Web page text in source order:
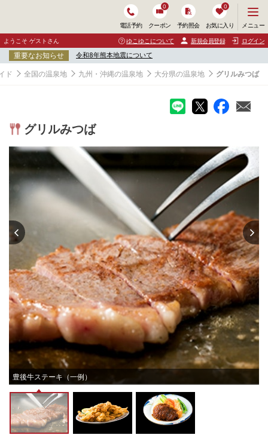
電話予約 クーポン
0
予約照会 お気に入り
0
ニ
ュ
ー
開
く
メニュー
ようこそ ゲストさん ゆこゆこについて 新規会員登録 ログイン
重要なお知らせ 令和8年熊本地震について
ド 全国の温泉地 九州・沖縄の温泉地 大分県の温泉地 グリルみつば
グリルみつば
豊後牛ステーキ（一例）